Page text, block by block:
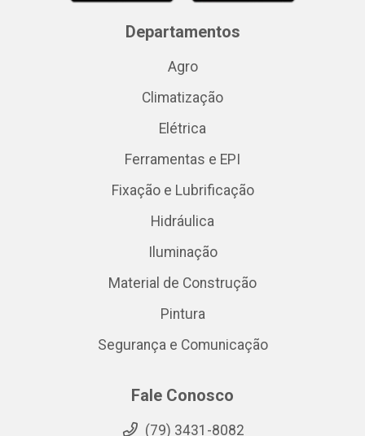
Departamentos
Agro
Climatização
Elétrica
Ferramentas e EPI
Fixação e Lubrificação
Hidráulica
Iluminação
Material de Construção
Pintura
Segurança e Comunicação
Fale Conosco
(79) 3431-8082